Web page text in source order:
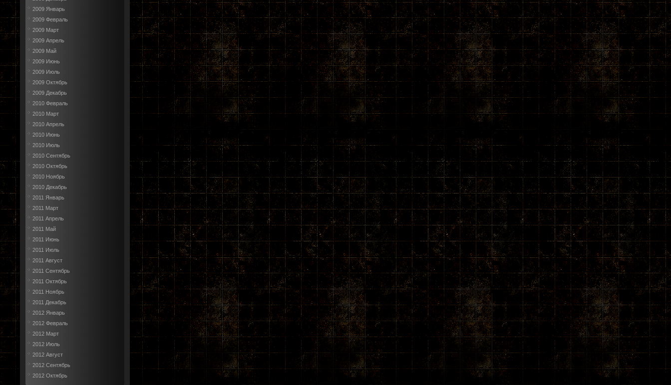
2009 Январь
2009 Февраль
2009 Март
2009 Апрель
2009 Май
2009 Июнь
2009 Июль
2009 Октябрь
2009 Декабрь
2010 Февраль
2010 Март
2010 Апрель
2010 Июнь
2010 Июль
2010 Сентябрь
2010 Октябрь
2010 Ноябрь
2010 Декабрь
2011 Январь
2011 Март
2011 Апрель
2011 Май
2011 Июнь
2011 Июль
2011 Август
2011 Сентябрь
2011 Октябрь
2011 Ноябрь
2011 Декабрь
2012 Январь
2012 Февраль
2012 Март
2012 Июль
2012 Август
2012 Сентябрь
2012 Октябрь